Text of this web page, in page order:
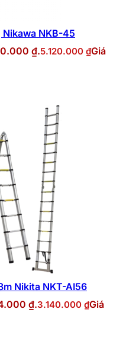
NKB-45
₫.5.120.000 ₫Giá
Nikita NKT-AI56
₫.3.140.000 ₫Giá